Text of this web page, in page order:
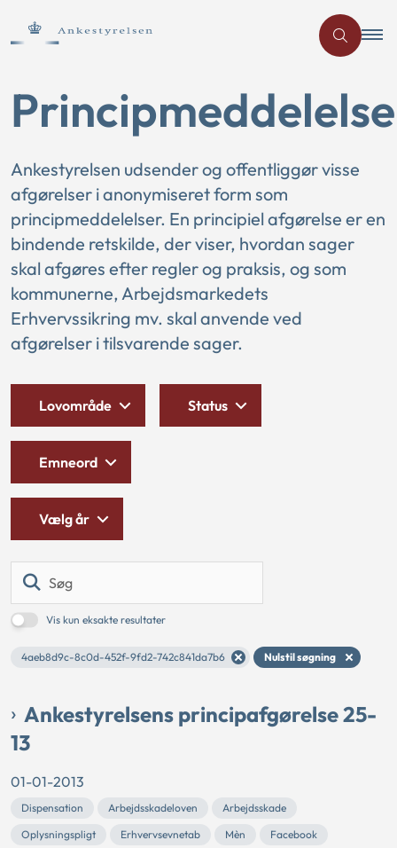
Ankestyrelsen udsender og offentliggør visse
afgørelser i anonymiseret form som
principmeddelelser. En principiel afgørelse er en
bindende retskilde, der viser, hvordan sager
skal afgøres efter regler og praksis, og som
kommunerne, Arbejdsmarkedets
Erhvervssikring mv. skal anvende ved
afgørelser i tilsvarende sager.
Vis kun eksakte resultater
4aeb8d9c-8c0d-452f-9fd2-742c841da7b6 Nulstil søgning
Lovområde Status
Emneord
Vælg år
Ankestyrelsens principafgørelse 25-
13
01-01-2013
Dispensation Arbejdsskadeloven
Arbejdsskade
Oplysningspligt
Erhvervsevnetab Mèn
Facebook